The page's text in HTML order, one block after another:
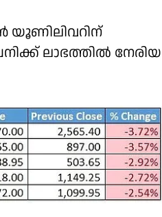
യൂണിലിവറിന്
ലാഭത്തില്‍ നേരിയ